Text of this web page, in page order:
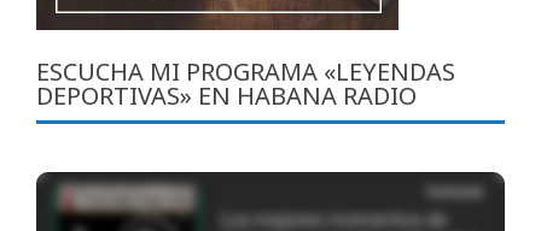
ESCUCHA MI PROGRAMA «LEYENDAS
DEPORTIVAS» EN HABANA RADIO